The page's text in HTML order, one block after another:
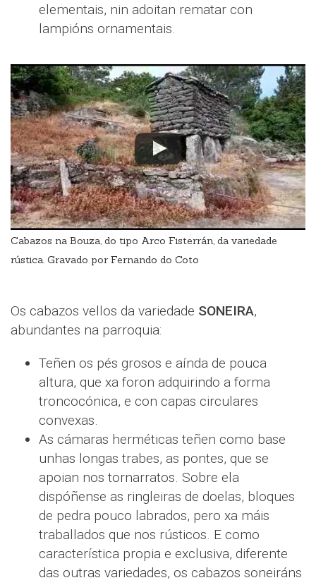
elementais, nin adoitan rematar con
lampións ornamentais.
Cabazos na Bouza, do tipo Arco Fisterrán, da variedade
rústica. Gravado por Fernando do Coto
Os cabazos vellos da variedade SONEIRA,
abundantes na parroquia:
Teñen os pés grosos e aínda de pouca
altura, que xa foron adquirindo a forma
troncocónica, e con capas circulares
convexas.
As cámaras herméticas teñen como base
unhas longas trabes, as pontes, que se
apoian nos tornarratos. Sobre ela
dispóñense as ringleiras de doelas, bloques
de pedra pouco labrados, pero xa máis
traballados que nos rústicos. E como
característica propia e exclusiva, diferente
das outras variedades, os cabazos soneiráns